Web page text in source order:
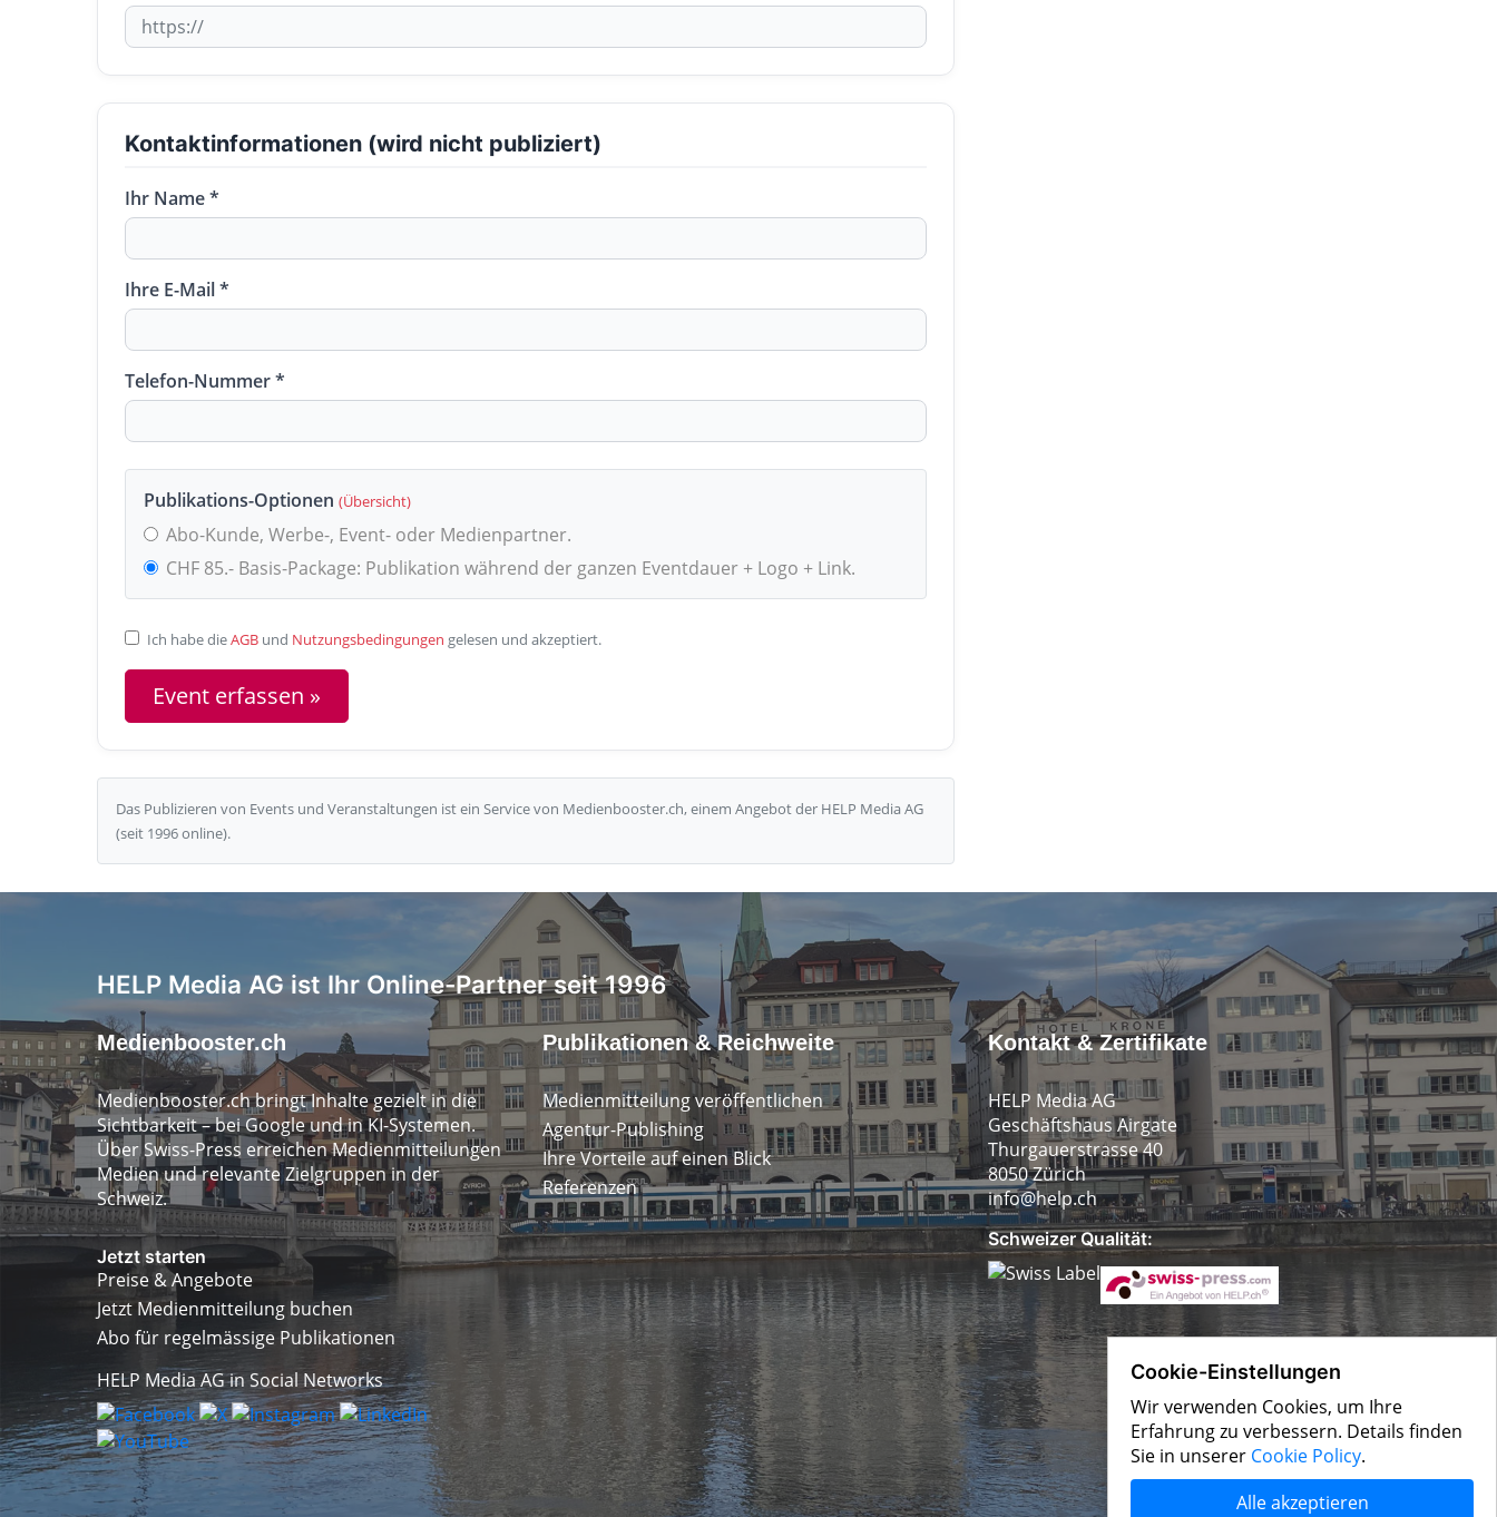
Kontaktinformationen (wird nicht publiziert)
Ihr Name *
Ihre E-Mail *
Telefon-Nummer *
Publikations-Optionen (Übersicht)
Abo-Kunde, Werbe-, Event- oder Medienpartner.
CHF 85.- Basis-Package: Publikation während der ganzen Eventdauer + Logo + Link.
Ich habe dieAGB und Nutzungsbedingungen gelesen und akzeptiert.
Das Publizieren von Events und Veranstaltungen ist ein Service von Medienbooster.ch, einem Angebot der HELP Media AG
(seit 1996 online).
HELP Media AG ist Ihr Online-Partner seit 1996
Medienbooster.ch
Medienbooster.ch bringt Inhalte gezielt in die
Sichtbarkeit – bei Google und in KI-Systemen.
Über Swiss-Press erreichen Medienmitteilungen
Medien und relevante Zielgruppen in der
Schweiz.
Jetzt starten
Preise & Angebote
Jetzt Medienmitteilung buchen
Abo für regelmässige Publikationen
HELP Media AG in Social Networks
Publikationen & Reichweite
Medienmitteilung veröffentlichen
Agentur-Publishing
Ihre Vorteile auf einen Blick
Referenzen
Kontakt & Zertifikate
HELP Media AG
Geschäftshaus Airgate
Thurgauerstrasse 40
8050 Zürich
info@help.ch
Schweizer Qualität:
Cookie-Einstellungen
Wir verwenden Cookies, um Ihre
Erfahrung zu verbessern. Details finden
Sie in unserer Cookie Policy.
Alle akzeptieren